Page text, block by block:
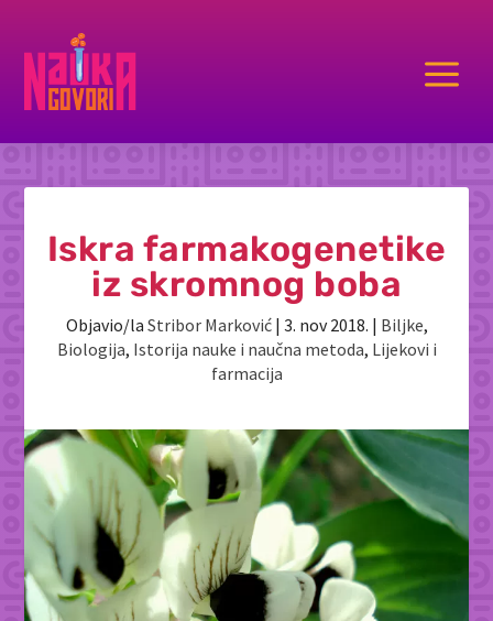
a
Iskra farmakogenetike
iz skromnog boba
Objavio/la Stribor Marković| 3. nov 2018. | Biljke,
Biologija, Istorija nauke i naučna metoda, Lijekovi i
farmacija